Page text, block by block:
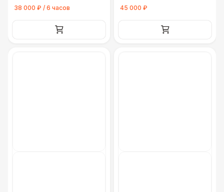
38 000 ₽ / 6 часов
45 000 ₽